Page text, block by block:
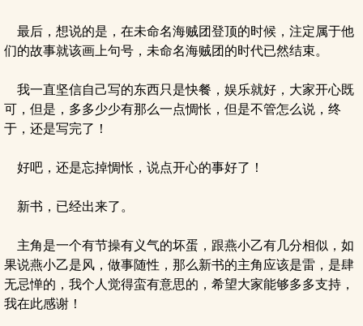
最后，想说的是，在未命名海贼团登顶的时候，注定属于他
们的故事就该画上句号，未命名海贼团的时代已然结束。
我一直坚信自己写的东西只是快餐，娱乐就好，大家开心既
可，但是，多多少少有那么一点惆怅，但是不管怎么说，终
于，还是写完了！
好吧，还是忘掉惆怅，说点开心的事好了！
新书，已经出来了。
主角是一个有节操有义气的坏蛋，跟燕小乙有几分相似，如
果说燕小乙是风，做事随性，那么新书的主角应该是雷，是肆
无忌惮的，我个人觉得蛮有意思的，希望大家能够多多支持，
我在此感谢！